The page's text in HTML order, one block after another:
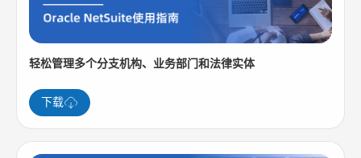
轻松管理多个分支机构、业务部门和法律实体
下载